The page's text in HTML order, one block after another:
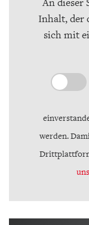
An dieser
Inhalt, der
sich mit
werden.